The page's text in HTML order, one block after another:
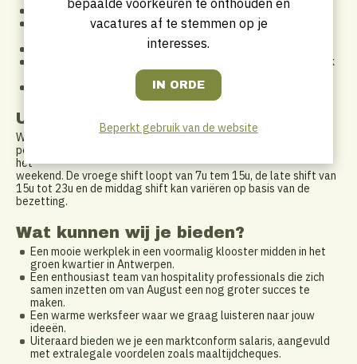
Je hebt bij voorkeur ervaring als receptionist(e).
Je bent energiek, spontaan en steekt graag de handen uit de
Gastvrijheid zit in je natuur en je maakt gemakkelijk contact.
Je neemt verantwoordelijkheid en blijft kalm, ook als het druk
Je spreekt vlot Nederlands, Frans en Engels.
Uurrooster
We zoeken een part time receptionist(e), idealiter voor 4 dagen
per week. Je werkt in een flexibel, wisselend rooster en ook in
het
weekend. De vroege shift loopt van 7u tem 15u, de late shift van
15u tot 23u en de middag shift kan variëren op basis van de
bezetting.
Wat kunnen wij je bieden?
Een mooie werkplek in een voormalig klooster midden in het
groen kwartier in Antwerpen.
Een enthousiast team van hospitality professionals die zich
samen inzetten om van August een nog groter succes te
maken.
Een warme werksfeer waar we graag luisteren naar jouw
ideeën.
Uiteraard bieden we je een marktconform salaris, aangevuld
met extralegale voordelen zoals maaltijdcheques.
vacatures af te stemmen op je
interesses.
Beperkt gebruik van de website